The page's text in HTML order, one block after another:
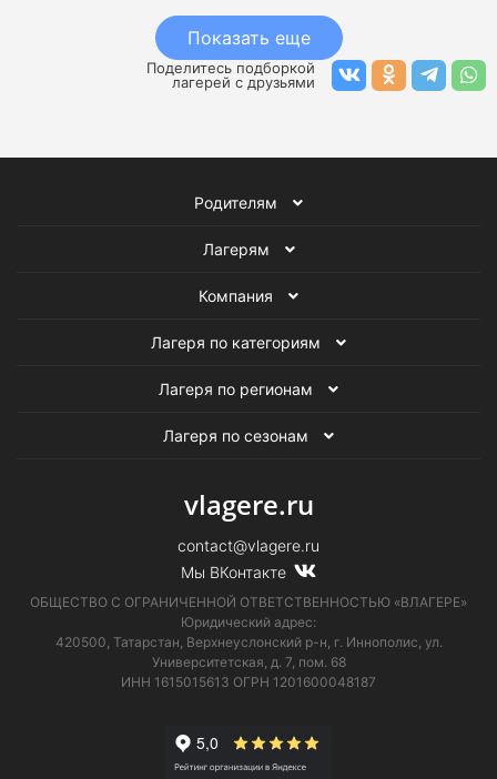
Показать еще
Поделитесь подборкой
лагерей с друзьями
Родителям
Лагерям
Компания
Лагеря по категориям
Лагеря по регионам
Лагеря по сезонам
vlagere.ru
contact@vlagere.ru
Мы ВКонтакте
ОБЩЕСТВО С ОГРАНИЧЕННОЙ ОТВЕТСТВЕННОСТЬЮ «ВЛАГЕРЕ»
Юридический адрес:
420500, Татарстан, Верхнеуслонский р-н, г. Иннополис, ул.
Университетская, д. 7, пом. 68
ИНН 1615015613 ОГРН 1201600048187